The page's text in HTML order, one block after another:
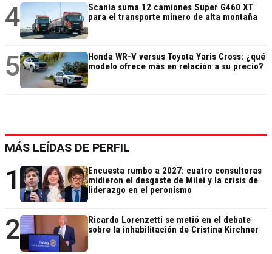
4
Scania suma 12 camiones Super G460 XT
para el transporte minero de alta montaña
5
Honda WR-V versus Toyota Yaris Cross: ¿qué
modelo ofrece más en relación a su precio?
MÁS LEÍDAS DE PERFIL
1
Encuesta rumbo a 2027: cuatro consultoras
midieron el desgaste de Milei y la crisis de
liderazgo en el peronismo
2
Ricardo Lorenzetti se metió en el debate
sobre la inhabilitación de Cristina Kirchner